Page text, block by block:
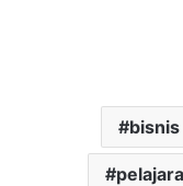
bisnis